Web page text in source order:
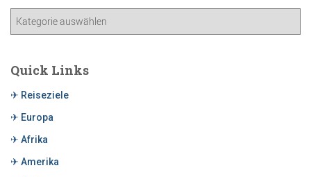
Quick Links
✈ Reiseziele
✈ Europa
✈ Afrika
✈ Amerika